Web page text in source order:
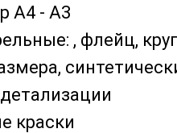
А4 - А3
, флейц,
краски